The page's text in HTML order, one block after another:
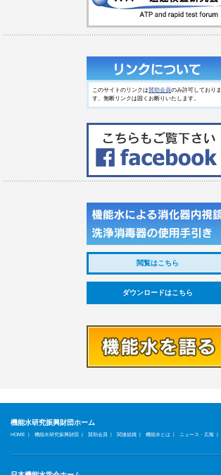
このサイトのリンクは賛助会員のみ許可しておりま
す。無断リンクは固くお断りいたします。
閲覧はこちら
ダウンロードはこちら
機能水研究振興財団ホーム
HOME| 機能水研究振興財団| 賛助会員 | 関連組織| 機能水とは| ニュース・広報 |